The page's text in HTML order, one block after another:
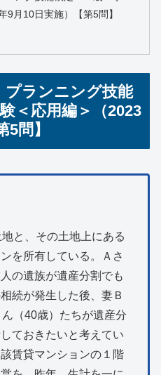
9月10日実施）【第5問】
プランニング技能
応用編＞（2023
問】
と、その土地上にある
を所有している。Ａさ
の遺族が遺産分割でも
続が発生した後、妻Ｂ
（40歳）たちが遺産分
ておきたいと考えてい
賃貸マンションの１階